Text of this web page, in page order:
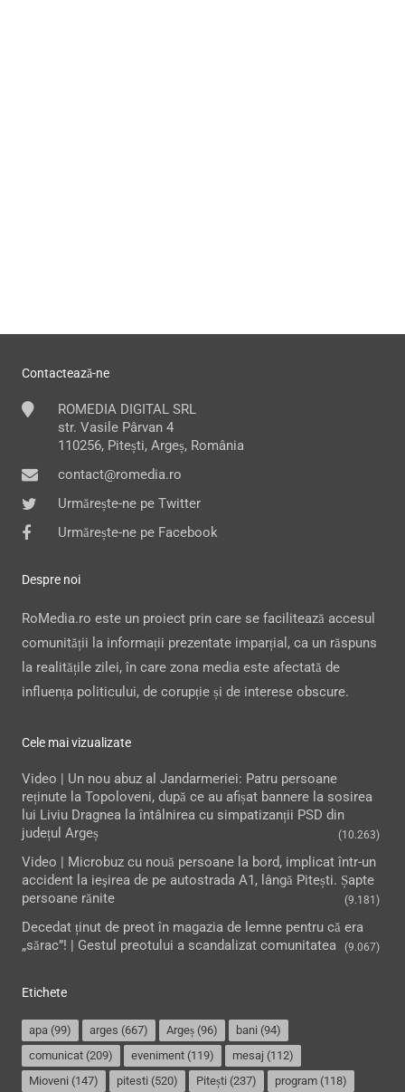
Contactează-ne
ROMEDIA DIGITAL SRL
str. Vasile Pârvan 4
110256, Pitești, Argeș, România
contact@romedia.ro
Urmărește-ne pe Twitter
Urmărește-ne pe Facebook
Despre noi
RoMedia.ro este un proiect prin care se facilitează accesul
comunității la informații prezentate imparțial, ca un răspuns
la realitățile zilei, în care zona media este afectată de
influența politicului, de corupție și de interese obscure.
Cele mai vizualizate
Video | Un nou abuz al Jandarmeriei: Patru persoane
reținute la Topoloveni, după ce au afișat bannere la sosirea
lui Liviu Dragnea la întâlnirea cu simpatizanții PSD din
județul Argeș
(10.263)
Video | Microbuz cu nouă persoane la bord, implicat într-un
accident la ieşirea de pe autostrada A1, lângă Pitești. Șapte
persoane rănite
(9.181)
Decedat ținut de preot în magazia de lemne pentru că era
„sărac”! | Gestul preotului a scandalizat comunitatea
(9.067)
Etichete
apa (99) arges (667) Argeș (96) bani (94)
comunicat (209) eveniment (119) mesaj (112)
Mioveni (147) pitesti (520) Pitești (237) program (118)